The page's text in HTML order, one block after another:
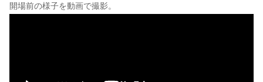
開場前の様子を動画で撮影。